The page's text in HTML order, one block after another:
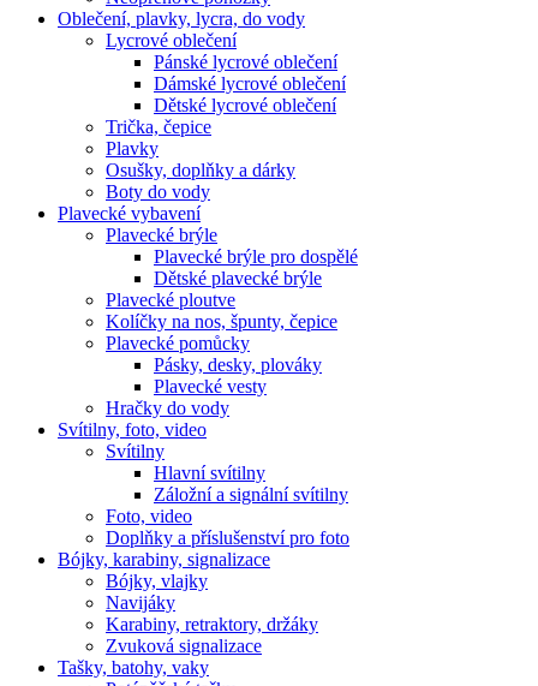
Oblečení, plavky, lycra, do vody
Lycrové oblečení
Pánské lycrové oblečení
Dámské lycrové oblečení
Dětské lycrové oblečení
Trička, čepice
Plavky
Osušky, doplňky a dárky
Boty do vody
Plavecké vybavení
Plavecké brýle
Plavecké brýle pro dospělé
Dětské plavecké brýle
Plavecké ploutve
Kolíčky na nos, špunty, čepice
Plavecké pomůcky
Pásky, desky, plováky
Plavecké vesty
Hračky do vody
Svítilny, foto, video
Svítilny
Hlavní svítilny
Záložní a signální svítilny
Foto, video
Doplňky a příslušenství pro foto
Bójky, karabiny, signalizace
Bójky, vlajky
Navijáky
Karabiny, retraktory, držáky
Zvuková signalizace
Tašky, batohy, vaky